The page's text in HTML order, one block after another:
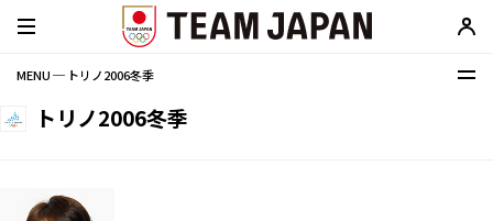
MENU ─ トリノ2006冬季
トリノ2006冬季